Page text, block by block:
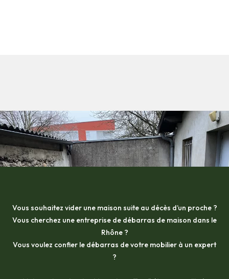
Vous souhaitez vider une maison suite au décès d’un proche ?
Vous cherchez une entreprise de débarras de maison dans le
Rhône ?
Vous voulez confier le débarras de votre mobilier à un expert
?